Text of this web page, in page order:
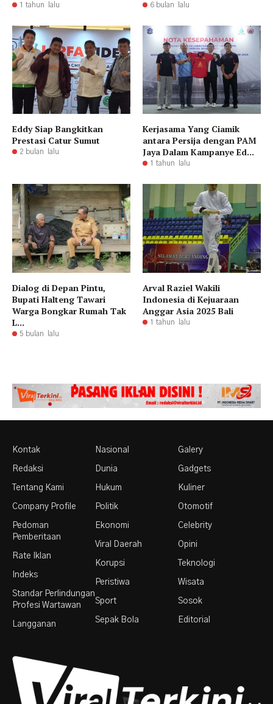
1 tahun lalu 6 bulan lalu
Eddy Siap Bangkitkan
Prestasi Catur Sumut
2 bulan lalu
Kerjasama Yang Ciamik
antara Persija dengan PAM
Jaya Dalam Kampanye Ed...
1 tahun lalu
Dialog di Depan Pintu,
Bupati Halteng Tawari
Warga Bongkar Rumah Tak
L...
5 bulan lalu
Arval Raziel Wakili
Indonesia di Kejuaraan
Anggar Asia 2025 Bali
1 tahun lalu
Kontak
Redaksi
Tentang Kami
Company Profile
Pedoman
Pemberitaan
Rate Iklan
Indeks
Standar Perlindungan
Profesi Wartawan
Langganan
Nasional
Dunia
Hukum
Politik
Ekonomi
Viral Daerah
Korupsi
Peristiwa
Sport
Sepak Bola
Galery
Gadgets
Kuliner
Otomotif
Celebrity
Opini
Teknologi
Wisata
Sosok
Editorial